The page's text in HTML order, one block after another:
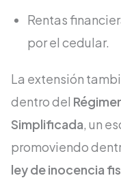
Rentas
por el cedular.
La extensión
dentro del
Simplificada, un
promoviendo
ley de inocencia